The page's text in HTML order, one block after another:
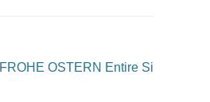
FROHE OSTERN Entire Si